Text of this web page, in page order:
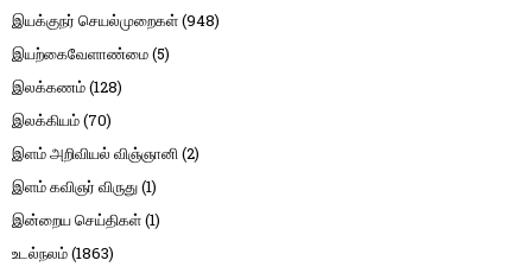
இயக்குநர் செயல்முறைகள்(948)
இயற்கைவேளாண்மை(5)
இலக்கணம்(128)
இலக்கியம்(70)
இளம் அறிவியல் விஞ்ஞானி(2)
இளம் கவிஞர் விருது(1)
இன்றைய செய்திகள்(1)
உடல்நலம்(1863)